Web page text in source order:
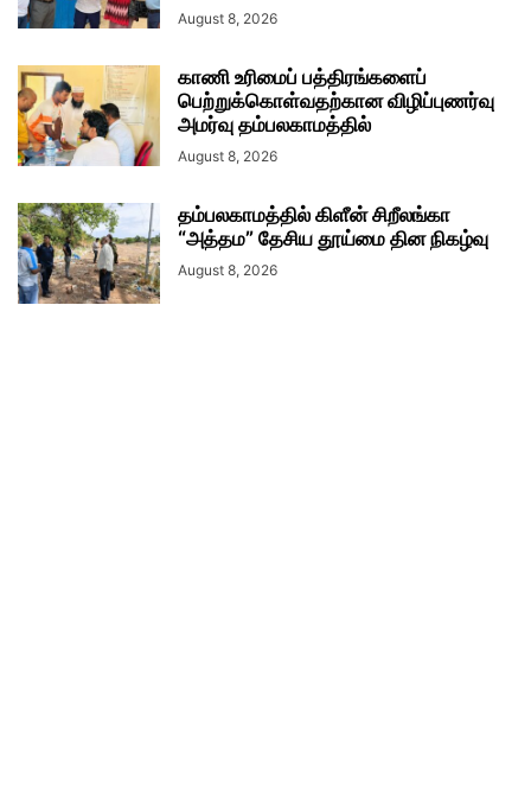
August 8, 2026
காணி உரிமைப் பத்திரங்களைப்
பெற்றுக்கொள்வதற்கான விழிப்புணர்வு
அமர்வு தம்பலகாமத்தில்
August 8, 2026
தம்பலகாமத்தில் கிளீன் சிறீலங்கா
“அத்தம” தேசிய தூய்மை தின நிகழ்வு
August 8, 2026